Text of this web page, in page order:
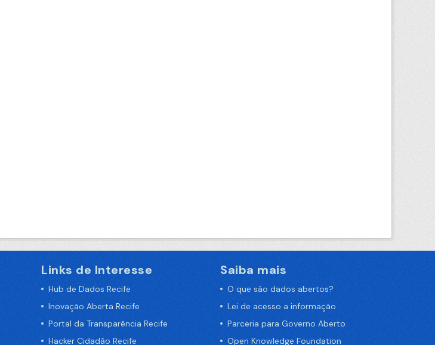
Links de Interesse
Hub de Dados Recife
Inovação Aberta Recife
Portal da Transparência Recife
Hacker Cidadão Recife
Saiba mais
O que são dados abertos?
Lei de acesso a informação
Parceria para Governo Aberto
Open Knowledge Foundation